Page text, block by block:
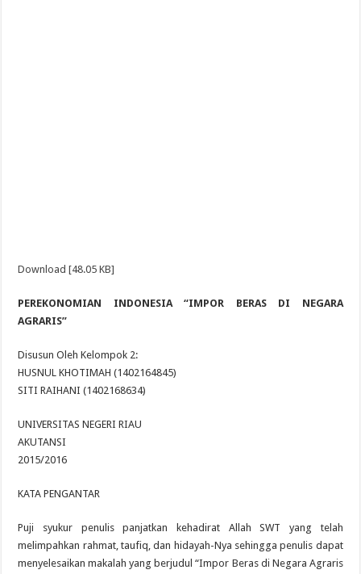
Download [48.05 KB]
PEREKONOMIAN INDONESIA “IMPOR BERAS DI NEGARA
AGRARIS”
Disusun Oleh Kelompok 2:
HUSNUL KHOTIMAH (1402164845)
SITI RAIHANI (1402168634)
UNIVERSITAS NEGERI RIAU
AKUTANSI
2015/2016
KATA PENGANTAR
Puji syukur penulis panjatkan kehadirat Allah SWT yang telah
melimpahkan rahmat, taufiq, dan hidayah-Nya sehingga penulis dapat
menyelesaikan makalah yang berjudul “Impor Beras di Negara Agraris